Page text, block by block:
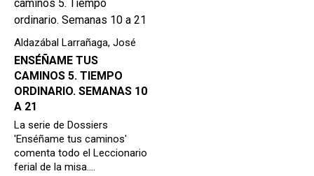
BUSCAR
CAT
ESP
Aldazábal Larrañaga, José
ENSÉÑAME TUS
CAMINOS 5. TIEMPO
ORDINARIO. SEMANAS 10
A 21
La serie de Dossiers
'Enséñame tus caminos'
comenta todo el Leccionario
ferial de la misa.…